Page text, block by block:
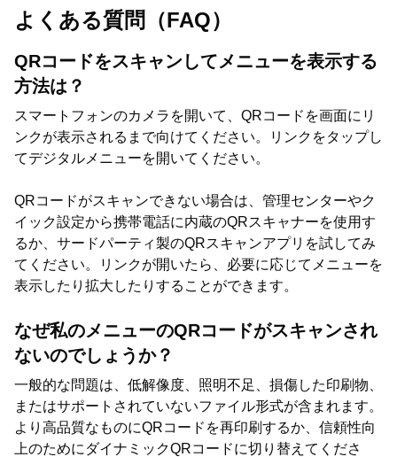
よくある質問（FAQ）
QRコードをスキャンしてメニューを表示する
方法は？
スマートフォンのカメラを開いて、QRコードを画面にリ
ンクが表示されるまで向けてください。リンクをタップし
てデジタルメニューを開いてください。
QRコードがスキャンできない場合は、管理センターやク
イック設定から携帯電話に内蔵のQRスキャナーを使用す
るか、サードパーティ製のQRスキャンアプリを試してみ
てください。リンクが開いたら、必要に応じてメニューを
表示したり拡大したりすることができます。
なぜ私のメニューのQRコードがスキャンされ
ないのでしょうか？
一般的な問題は、低解像度、照明不足、損傷した印刷物、
またはサポートされていないファイル形式が含まれます。
より高品質なものにQRコードを再印刷するか、信頼性向
上のためにダイナミックQRコードに切り替えてくださ